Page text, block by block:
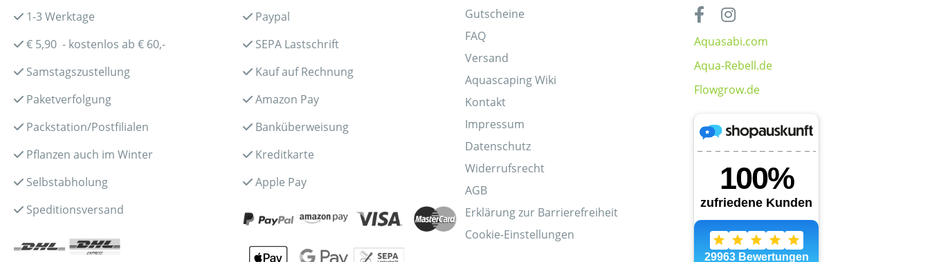
1-3 Werktage
€ 5,90 - kostenlos ab € 60,-
Samstagszustellung
Paketverfolgung
Packstation/Postfilialen
Pflanzen auch im Winter
Selbstabholung
Speditionsversand
Paypal
SEPA Lastschrift
Kauf auf Rechnung
Amazon Pay
Banküberweisung
Kreditkarte
Apple Pay
Gutscheine
FAQ
Versand
Aquascaping Wiki
Kontakt
Impressum
Datenschutz
Widerrufsrecht
AGB
Erklärung zur Barrierefreiheit
Cookie-Einstellungen
Aquasabi.com
Aqua-Rebell.de
Flowgrow.de